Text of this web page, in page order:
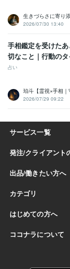
生きづらさに寄り
2026/07/30 13:40
手相鑑定を受けた
切なこと｜行動の
占い
珀斗【霊視×手相｜
2026/07/29 09:22